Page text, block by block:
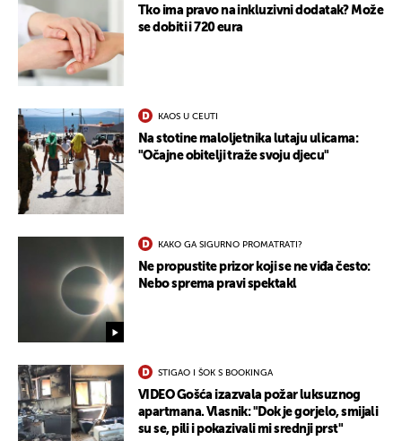
Tko ima pravo na inkluzivni dodatak? Može
se dobiti i 720 eura
KAOS U CEUTI
Na stotine maloljetnika lutaju ulicama:
"Očajne obitelji traže svoju djecu"
KAKO GA SIGURNO PROMATRATI?
Ne propustite prizor koji se ne viđa često:
Nebo sprema pravi spektakl
STIGAO I ŠOK S BOOKINGA
VIDEO Gošća izazvala požar luksuznog
apartmana. Vlasnik: "Dok je gorjelo, smijali
su se, pili i pokazivali mi srednji prst"